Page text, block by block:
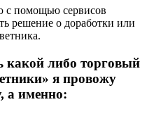
с помощью сервисов
решение о доработки или
какой либо торговый
я провожу
а именно: